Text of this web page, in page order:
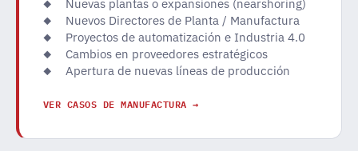
Nuevas plantas o expansiones (nearshoring)
Nuevos Directores de Planta / Manufactura
Proyectos de automatización e Industria 4.0
Cambios en proveedores estratégicos
Apertura de nuevas líneas de producción
VER CASOS DE MANUFACTURA →